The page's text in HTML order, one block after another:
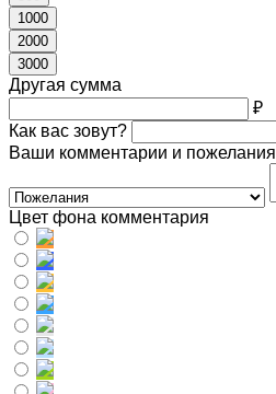
1000
2000
3000
Другая сумма
₽
Как вас зовут?
Ваши комментарии и пожелания
Цвет фона комментария